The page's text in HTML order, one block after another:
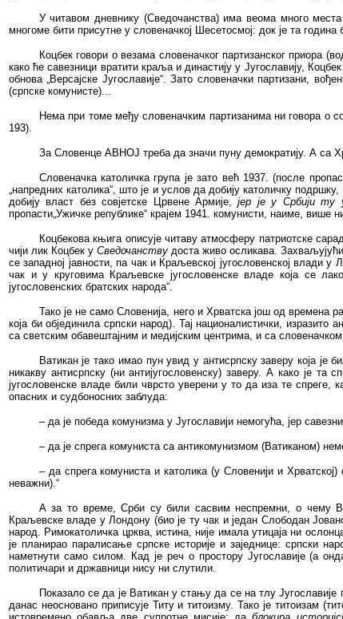
У читавом дневнику (Сведочанства) има веома много
многоме бити присутне у словеначкој Шесетосмој: док је та
Коцбек говори о везама словеначког партизанског приора
како ће савезници вратити краља и династију у Југославију,
обнова „Версајске Југославије“. Зато словеначки партизани,
(српске комунисте)...
Нема при томе међу словеначким партизанима ни говора о
193).
За Словенце АВНОЈ треба да значи пуну демократију. А са
Словеначка католичка група је зато већ 1937. (после
„напредних католика“, што је и услов да добију католичку
добију власт без совјетске Црвене Армије, јер је у Србији ту
пропасти„Ужичке републике“ крајем 1941. комунисти, наиме, више
Коцбекова књига описује читаву атмосферу патриотске
чији лик Коцбек уСведочанству доста живо осликава.
се западној јавности, па чак и Краљевској југословенској
чак и у круговима Краљевске југословенске владе која се
југословенских братских народа“.
Тако је не само Словенија, него и Хрватска још од времена
која би објединила српски народ). Тај националистички,
са светским обавештајним и медијским центрима, и са
Ватикан је тако имао пун увид у антисрпску заверу која
никакву антисрпску (ни антијугословенску) заверу. А како је та
југословенске владе били чврсто уверени у то да иза те спреге,
опасних и судбоносних заблуда:
– да је победа комунизма у Југославији немогућа, јер
– да је спрега комуниста са антикомунизмом (Ватиканом)
– да спрега комуниста и католика (у Словенији и
неважни).“
А за то време, Срби су били сасвим неспремни, о чему
Краљевске владе у Лондону (био је ту чак и један Слободан
народ. Римокатоличка црква, истина, није имала утицаја ни
је планирао паралисање српске историје и заједнице: српски
наметнути само силом. Кад је реч о простору Југославије (а
политичари и државници нису ни слутили.
Показало се да је Ватикан у стању да се на тлу Југославије
данас неосновано приписује Титу и титоизму. Тако је титоизам